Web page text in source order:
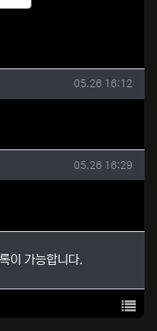
비추천
작성일
05.26 16:12
작성일
05.26 16:29
이 가능합니다.
목록